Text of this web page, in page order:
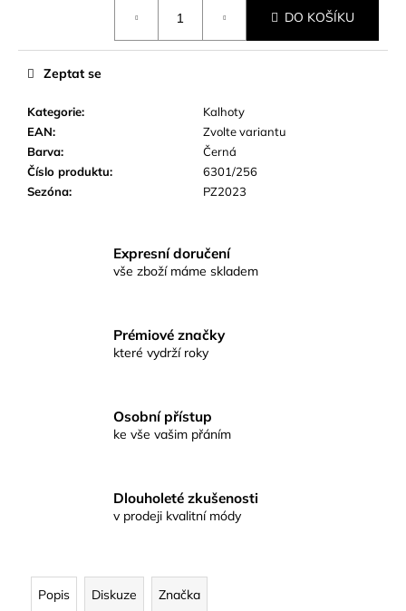
DO KOŠÍKU
Kategorie:
Kalhoty
EAN:
Zvolte variantu
Barva:
Černá
Číslo produktu:
6301/256
Sezóna: PZ2023
Zeptat se
Expresní doručení
vše zboží máme skladem
Prémiové značky
které vydrží roky
Osobní přístup
ke vše vašim přáním
Dlouholeté zkušenosti
v prodeji kvalitní módy
Popis Diskuze Značka
e
m
e